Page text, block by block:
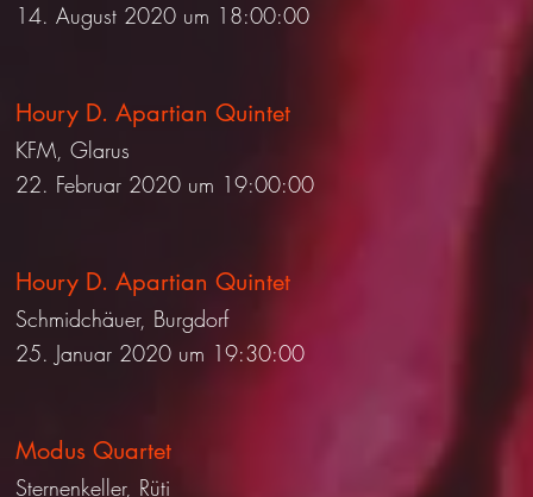
14. August 2020 um 18:00:00
Houry D. Apartian Quintet
KFM, Glarus
22. Februar 2020 um 19:00:00
Houry D. Apartian Quintet
Schmidchäuer, Burgdorf
25. Januar 2020 um 19:30:00
Modus Quartet
Sternenkeller, Rüti